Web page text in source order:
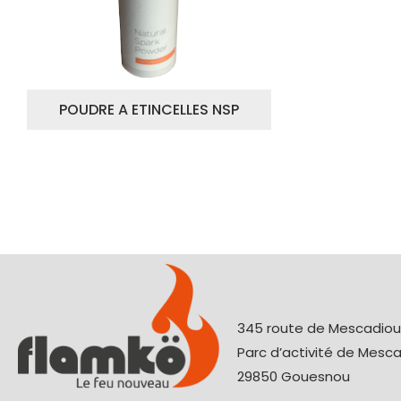
POUDRE A ETINCELLES NSP
345 route de Mescadiou
Parc d’activité de
29850 Gouesnou